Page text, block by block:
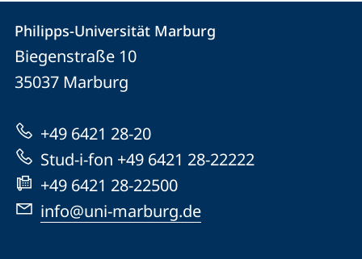
Kontakt
und
Informationen
zur
Website
Kontaktinformationen
Philipps-
Universität
Marburg
Philipps-Universität Marburg
Biegenstraße 10
35037 Marburg
+49 6421 28-20
Stud-i-fon +49 6421 28-22222
+49 6421 28-22500
info@uni-marburg.de